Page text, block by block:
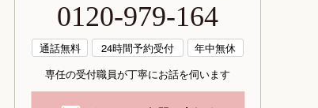
0120-979-164
通話無料 24時間予約受付
年中無休
専任の受付職員が丁寧にお話を伺います